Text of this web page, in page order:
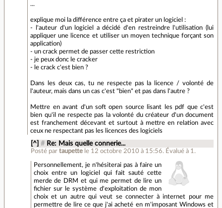
...
explique moi la différence entre ça et pirater un logiciel :
- l'auteur d'un logiciel a décidé d'en restreindre l'utilisation (lui
appliquer une licence et utiliser un moyen technique forçant son
application)
- un crack permet de passer cette restriction
- je peux donc le cracker
- le crack c'est bien ?
Dans les deux cas, tu ne respecte pas la licence / volonté de
l'auteur, mais dans un cas c'est "bien" et pas dans l'autre ?
Mettre en avant d'un soft open source lisant les pdf que c'est
bien qu'il ne respecte pas la volonté du créateur d'un document
est franchement décevant et surtout à mettre en relation avec
ceux ne respectant pas les licences des logiciels
[^] # Re: Mais quelle connerie...
Posté par taupette le 12 octobre 2010 à 15:56. Évalué à 1 .
Personnellement, je n'hésiterai pas à faire un
choix entre un logiciel qui fait sauté cette
merde de DRM et qui me permet de lire un
fichier sur le système d'exploitation de mon
choix et un autre qui veut se connecter à internet pour me
permettre de lire ce que j'ai acheté en m'imposant Windows et